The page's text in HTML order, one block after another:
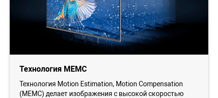
Технология MEMC
Технология Motion Estimation, Motion Compensation
(MEMC) делает изображения с высокой скоростью